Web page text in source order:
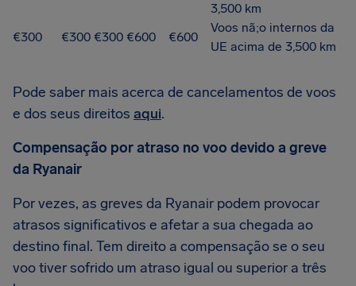
3,500 km
€300
€300 €300 €600 €600
Voos nã;o internos da
UE acima de 3,500 km
Pode saber mais acerca de cancelamentos de voos
e dos seus direitos aqui.
Compensação por atraso no voo devido a greve
da Ryanair
Por vezes, as greves da Ryanair podem provocar
atrasos significativos e afetar a sua chegada ao
destino final. Tem direito a compensação se o seu
voo tiver sofrido um atraso igual ou superior a três